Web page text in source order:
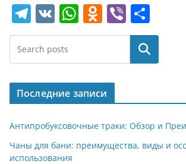
T
el
e
gr
a
m
V
K
W
h
s
A
p
p
O
d
o
kl
a
ss
ni
Vi
b
er
т
п
р
в
и
т
Поиск
Последние записи
Антипробуксовочные траки: Обзор и
Чаны для бани: преимущества, виды и
использования